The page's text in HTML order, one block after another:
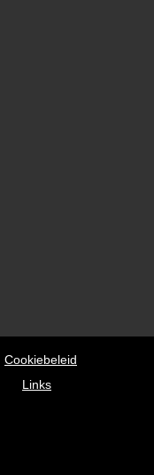
Cookiebeleid
Links